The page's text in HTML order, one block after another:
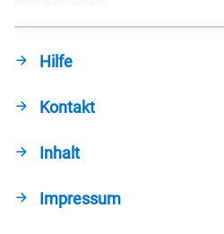
Hilfe
Kontakt
Inhalt
Impressum